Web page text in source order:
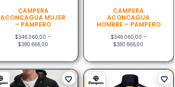
CAMPERA
ACONCAGUA MUJER
– PAMPERO
$346.060,00 –
$380.666,00
CAMPERA
ACONCAGUA
HOMBRE – PAMPERO
$346.060,00 –
$380.666,00